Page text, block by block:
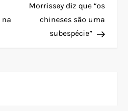
na
Post
Morrissey diz que “os
chineses são uma
subespécie”